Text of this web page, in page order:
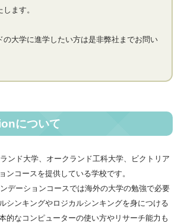
ます。
の大学に進学したい方は是非弊社までお問い
について
ンド大学、オークランド工科大学、ビクトリア
ンコースを提供している学校です。
デーションコースでは海外の大学の勉強で必要
シンキングやロジカルシンキングを身につける
的なコンピューターの使い方やリサーチ能力も